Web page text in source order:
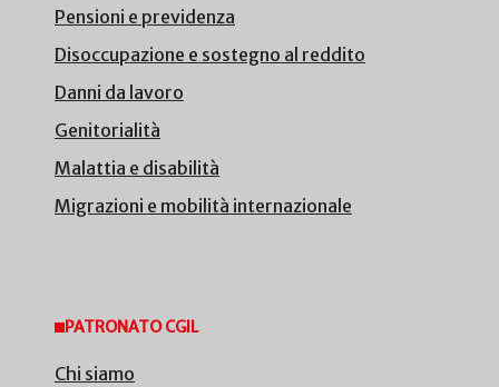
Pensioni e previdenza
Disoccupazione e sostegno al reddito
Danni da lavoro
Genitorialità
Malattia e disabilità
Migrazioni e mobilità internazionale
PATRONATO CGIL
Chi siamo